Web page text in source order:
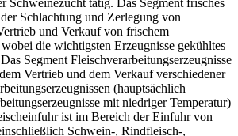
Schlachtung und Zerlegung von
und Verkauf von frischem
die wichtigsten Erzeugnisse gekühltes
Segment Fleischverarbeitungserzeugnisse
Vertrieb und dem Verkauf verschiedener
(hauptsächlich
mit niedriger Temperatur)
ist im Bereich der Einfuhr von
Schwein-, Rindfleisch-,